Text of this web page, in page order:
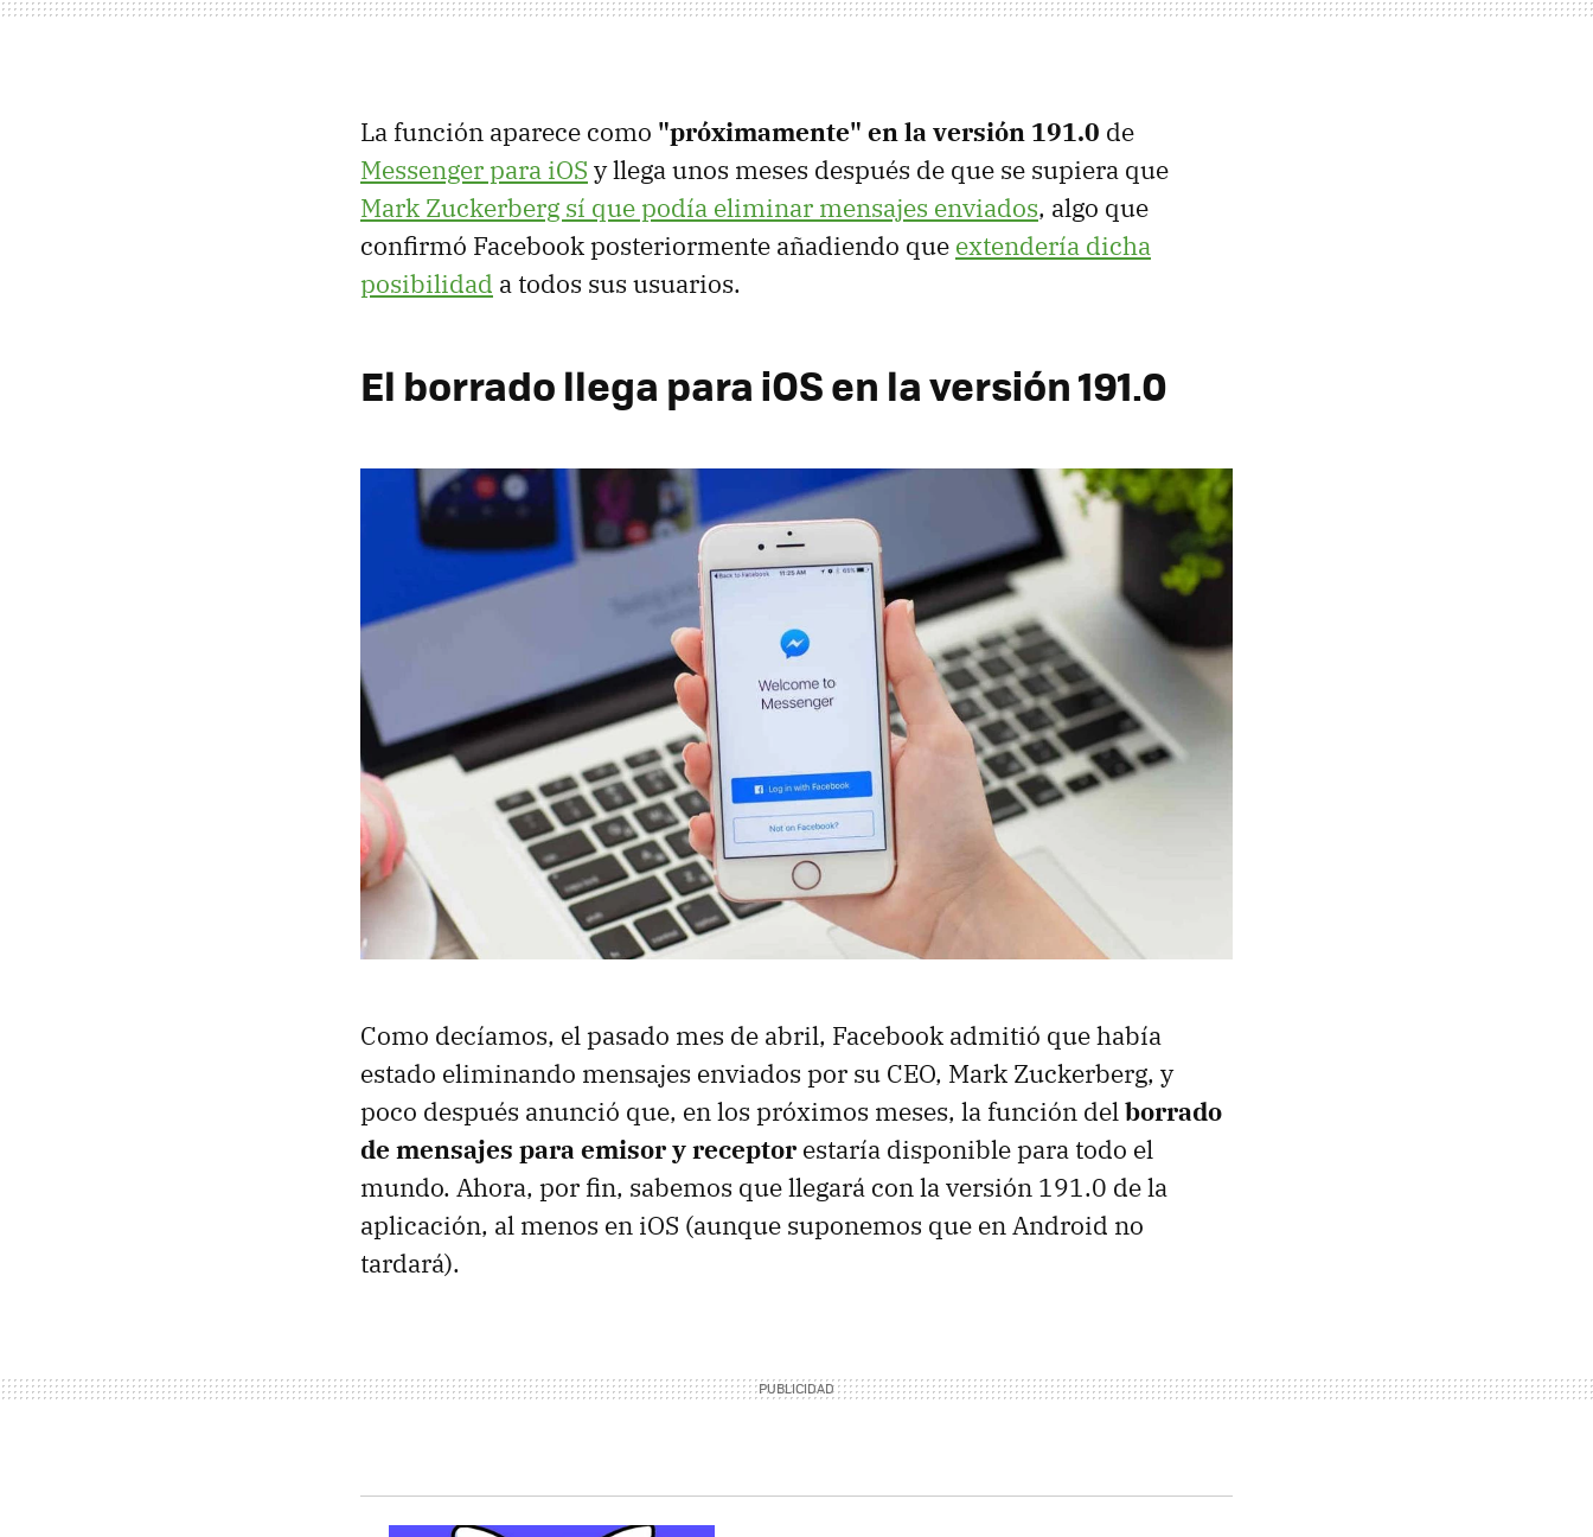
La función aparece como "próximamente" en la versión 191.0 de
Messenger para iOS y llega unos meses después de que se supiera que
Mark Zuckerberg sí que podía eliminar mensajes enviados, algo que
confirmó Facebook posteriormente añadiendo que extendería dicha
posibilidad a todos sus usuarios.
El borrado llega para iOS en la versión 191.0
Como decíamos, el pasado mes de abril, Facebook admitió que había
estado eliminando mensajes enviados por su CEO, Mark Zuckerberg, y
poco después anunció que, en los próximos meses, la función delborrado
de mensajes para emisor y receptor estaría disponible para todo el
mundo. Ahora, por fin, sabemos que llegará con la versión 191.0 de la
aplicación, al menos en iOS (aunque suponemos que en Android no
tardará).